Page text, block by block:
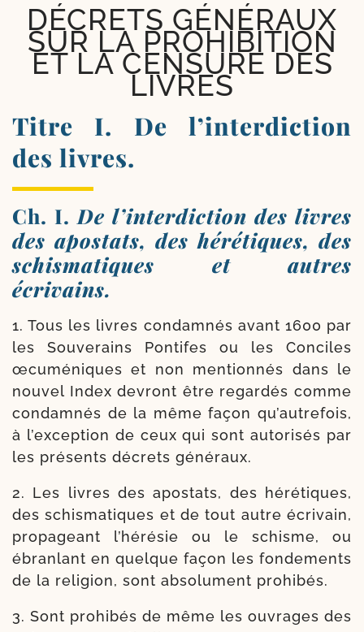
DÉCRETS GÉNÉRAUX
SUR LA PROHIBITION
ET LA CENSURE DES
LIVRES
Titre I. De l’interdiction
des livres.
Ch. I. De l’interdiction des livres
des apostats, des hérétiques, des
schismatiques et autres
écrivains.
1. Tous les livres condam­nés avant 1600 par
les Souverains Pon­tifes ou les Conciles
œcu­mé­niques et non men­tion­nés dans le
nou­vel Index devront être regar­dés comme
condam­nés de la même façon qu’autrefois,
à l’ex­cep­tion de ceux qui sont auto­ri­sés par
les pré­sents décrets généraux.
2. Les livres des apos­tats, des héré­tiques,
des schis­ma­tiques et de tout autre écri­vain,
pro­pa­geant l’hé­ré­sie ou le schisme, ou
ébran­lant en quelque façon les fon­de­ments
de la reli­gion, sont absolu­ment prohibés.
3. Sont pro­hi­bés de même les ouvrages des